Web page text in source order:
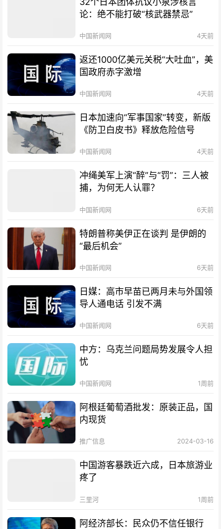
论：绝不能打破“核武器禁忌”
中国新闻网 4天前
返还1000亿美元关税“大吐血”，美
国政府赤字激增
中国新闻网 4天前
日本加速向“军事国家”转变，新版
《防卫白皮书》释放危险信号
中国新闻网 4天前
冲绳美军上演“醉”与“罚”：三人被
捕，为何无人认罪？
中国新闻网 6天前
特朗普称美伊正在谈判 是伊朗的
“最后机会”
中国新闻网 6天前
日媒：高市早苗已两月未与外国领
导人通电话 引发不满
中国新闻网 6天前
中方：乌克兰问题局势发展令人担
忧
中国新闻网 1周前
阿根廷葡萄酒批发：原装正品，国
内现货
推广信息 2024-03-16
中国游客暴跌近六成，日本旅游业
疼了
三里河 1周前
阿经济部长：民众仍不信任银行